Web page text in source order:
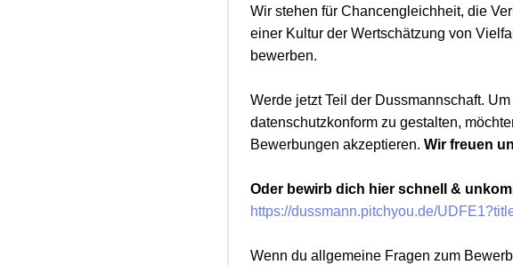
Wir stehen für Chancengleichheit, die
einer Kultur der Wertschätzung von
bewerben.
Werde jetzt Teil der Dussmannschaft.
datenschutzkonform zu gestalten,
Bewerbungen akzeptieren. Wir freuen
Oder bewirb dich hier schnell &
https://dussmann.pitchyou.de/
Wenn du allgemeine Fragen zum